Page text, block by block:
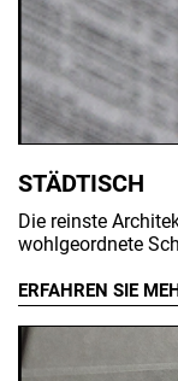
STÄDTISCH
Die reinste
wohlgeordnete
ERFAHREN SIE